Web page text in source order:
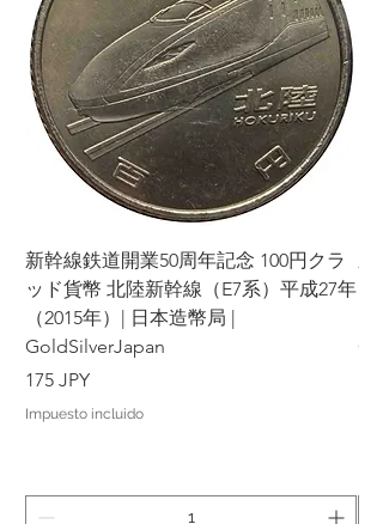
新幹線鉄道開業50周年記念 100円クラ
ッド貨幣 北陸新幹線（E7系）平成27年
（2015年）| 日本造幣局 |
GoldSilverJapan
Precio
175 JPY
Impuesto incluido